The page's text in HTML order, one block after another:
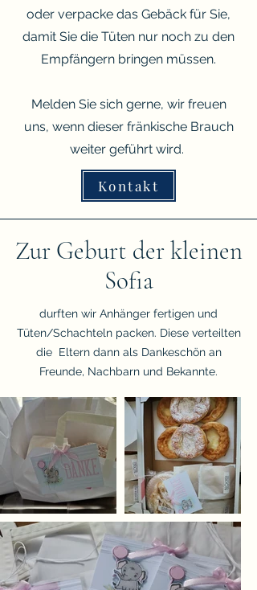
oder verpacke das Gebäck für Sie,
damit Sie die Tüten nur noch zu den
Empfängern bringen müssen.
Melden Sie sich gerne, wir freuen
uns, wenn dieser fränkische Brauch
weiter geführt wird.
Kontakt
Zur Geburt der kleinen
Sofia
durften wir Anhänger fertigen und
Tüten/Schachteln packen. Diese verteilten
die Eltern dann als Dankeschön an
Freunde, Nachbarn und Bekannte.